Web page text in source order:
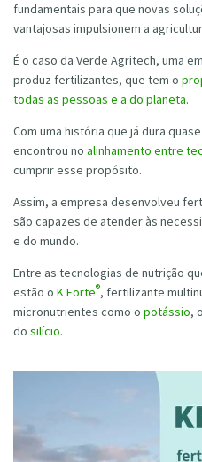
fundamentais para que novas
vantajosas impulsionem a
É o caso da Verde Agritech, uma
produz fertilizantes, que tem o
todas as pessoas e a do planeta.
Com uma história que já dura
encontrou no alinhamento entre
cumprir esse propósito.
Assim, a empresa desenvolveu
são capazes de atender às
e do mundo.
Entre as tecnologias de nutrição
estão o K Forte®, fertilizante
micronutrientes como o potássio, o
do silício.